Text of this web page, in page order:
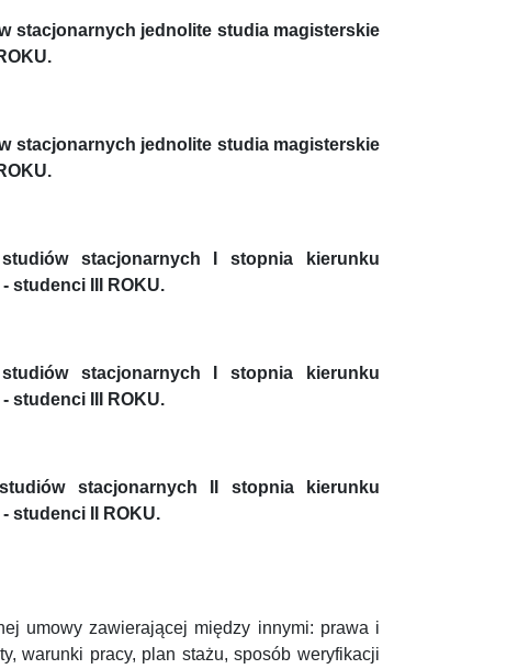
stacjonarnych jednolite studia magisterskie
stacjonarnych jednolite studia magisterskie
stacjonarnych I stopnia kierunku
studenci III ROKU.
stacjonarnych I stopnia kierunku
studenci III ROKU.
stacjonarnych II stopnia kierunku
studenci II ROKU.
umowy zawierającej między innymi: prawa i
warunki pracy, plan stażu, sposób weryfikacji